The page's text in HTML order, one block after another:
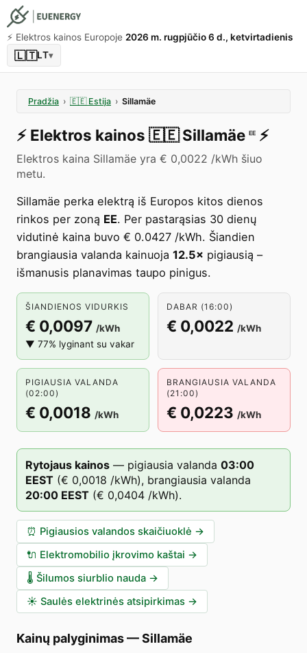
⚡️ Elektros kainos Europoje 2026 m. rugpjūčio 6 d., ketvirtadienis
🇱🇹LT▾
Pradžia › 🇪🇪 Estija › Sillamäe
⚡️ Elektros kainos 🇪🇪 Sillamäe EE ⚡️
Elektros kaina Sillamäe yra € 0,0022 /kWh šiuo
metu.
Sillamäe perka elektrą iš Europos kitos dienos
rinkos per zoną EE. Per pastarąsias 30 dienų
vidutinė kaina buvo € 0.0427 /kWh. Šiandien
brangiausia valanda kainuoja 12.5× pigiausią –
išmanusis planavimas taupo pinigus.
ŠIANDIENOS VIDURKIS
€ 0,0097 /kWh
▼ 77% lyginant su vakar
DABAR (16:00)
€ 0,0022 /kWh
PIGIAUSIA VALANDA
(02:00)
€ 0,0018 /kWh
BRANGIAUSIA VALANDA
(21:00)
€ 0,0223 /kWh
Rytojaus kainos — pigiausia valanda 03:00
EEST (€ 0,0018 /kWh), brangiausia valanda
20:00 EEST (€ 0,0404 /kWh).
⏰ Pigiausios valandos skaičiuoklė →
🔌 Elektromobilio įkrovimo kaštai →
🌡️ Šilumos siurblio nauda →
☀️ Saulės elektrinės atsipirkimas →
Kainų palyginimas—Sillamäe